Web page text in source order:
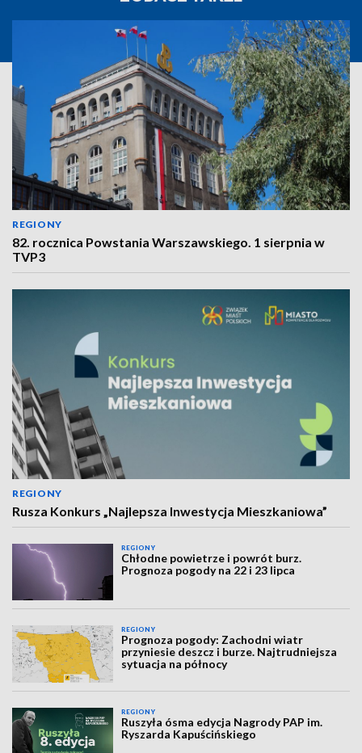
REGIONY
82. rocznica Powstania Warszawskiego. 1 sierpnia w
TVP3
REGIONY
Rusza Konkurs „Najlepsza Inwestycja Mieszkaniowa”
REGIONY
Chłodne powietrze i powrót burz.
Prognoza pogody na 22 i 23 lipca
REGIONY
Prognoza pogody: Zachodni wiatr
przyniesie deszcz i burze. Najtrudniejsza
sytuacja na północy
REGIONY
Ruszyła ósma edycja Nagrody PAP im.
Ryszarda Kapuścińskiego